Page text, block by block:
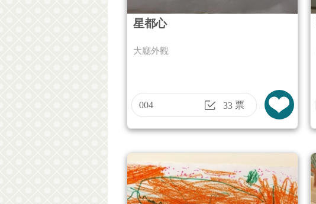
星都心
大廳外觀
004 33票